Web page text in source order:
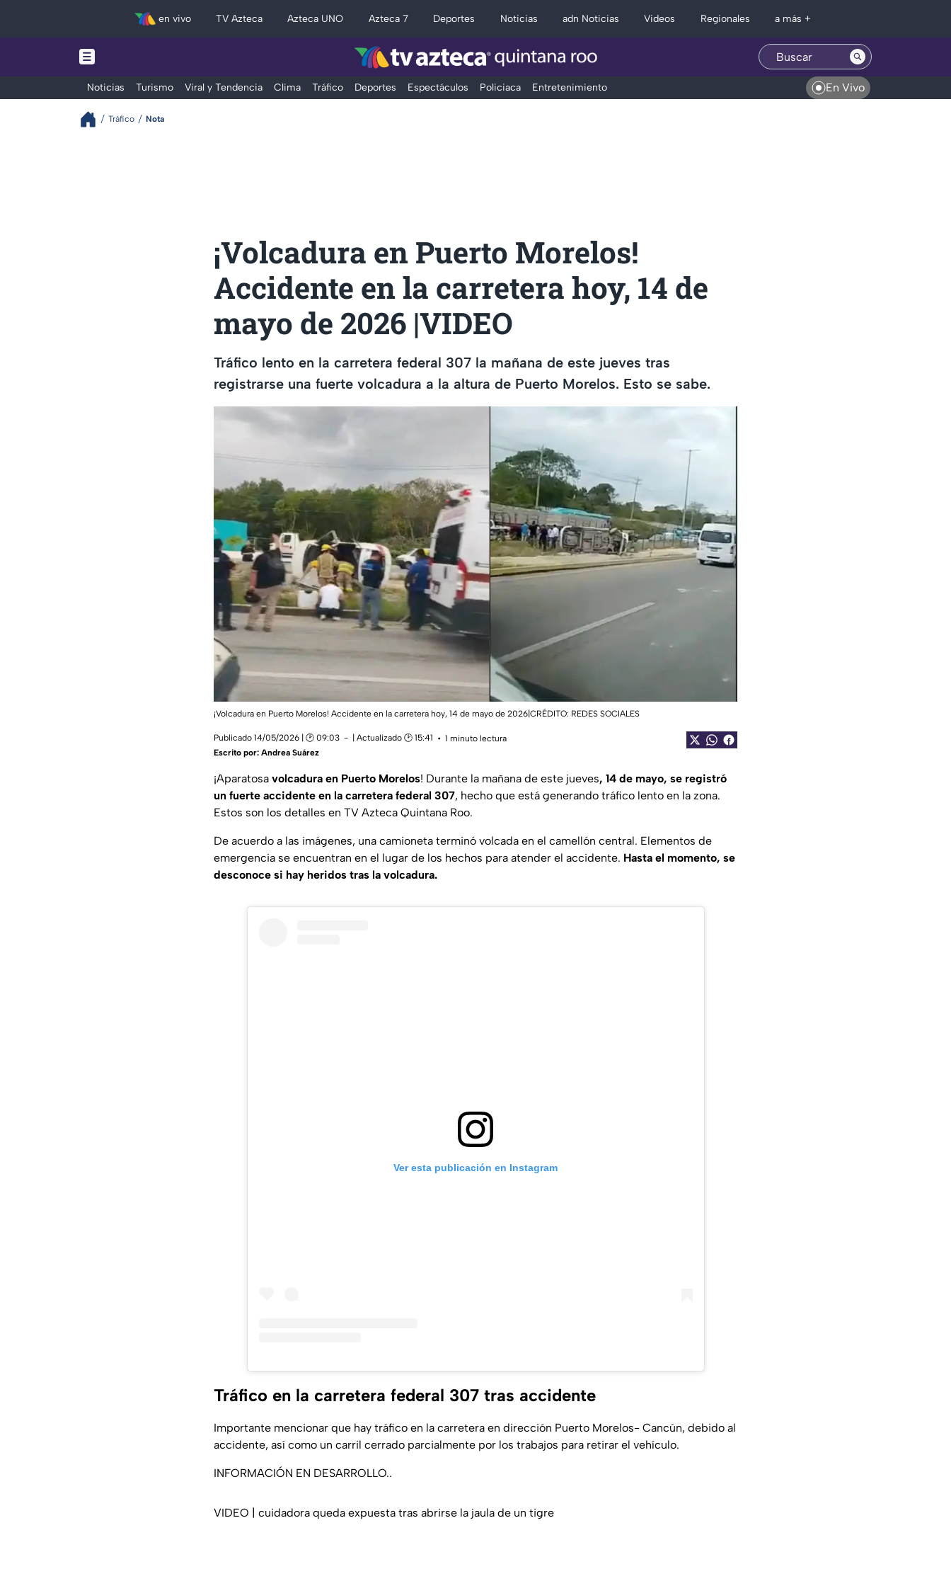
en vivo TV Azteca Azteca UNO Azteca 7 Deportes Noticias adn Noticias Videos Regionales a más +
Noticias Turismo Viral y Tendencia Clima Tráfico Deportes Espectáculos Policiaca Entretenimiento En Vivo
Tráfico Nota
¡Volcadura en Puerto Morelos!
Accidente en la carretera hoy, 14 de
mayo de 2026 |VIDEO
Tráfico lento en la carretera federal 307 la mañana de este jueves tras
registrarse una fuerte volcadura a la altura de Puerto Morelos. Esto se sabe.
¡Volcadura en Puerto Morelos! Accidente en la carretera hoy, 14 de mayo de 2026|CRÉDITO: REDES SOCIALES
Publicado 14/05/2026 | 🕑 09:03 | Actualizado 🕑 15:41
1 minuto lectura
Escrito por: Andrea Suárez
¡Aparatosa volcadura en Puerto Morelos! Durante la mañana de este jueves, 14 de mayo, se registró
un fuerte accidente en la carretera federal 307, hecho que está generando tráfico lento en la zona.
Estos son los detalles en TV Azteca Quintana Roo.
De acuerdo a las imágenes, una camioneta terminó volcada en el camellón central. Elementos de
emergencia se encuentran en el lugar de los hechos para atender el accidente. Hasta el momento, se
desconoce si hay heridos tras la volcadura.
Ver esta publicación en Instagram
Tráfico en la carretera federal 307 tras accidente
Importante mencionar que hay tráfico en la carretera en dirección Puerto Morelos- Cancún, debido al
accidente, así como un carril cerrado parcialmente por los trabajos para retirar el vehículo.
INFORMACIÓN EN DESARROLLO..
VIDEO | cuidadora queda expuesta tras abrirse la jaula de un tigre